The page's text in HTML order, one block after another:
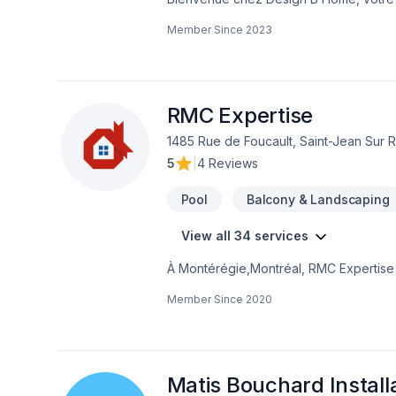
accompagner dans votre projet.Chez
rénovation complète de votre maison
salon. Notre approche
designs uniques qui vous
Member Since 2023
RMC Expertise
1485 Rue de Foucault, Saint-Jean Sur
5
4 Reviews
Pool Balcony & Landscaping
View all 34 services
À Montérégie,Montréal, RMC
Margelle, Muret, Patio, Pavage, Pavé
Member Since 2020
Matis Bouchard